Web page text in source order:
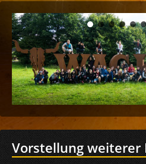
Vorstellung weiterer